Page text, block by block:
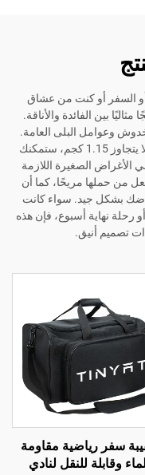
من عشاق
والأناقة.
العامة.
33 سم × 21 سم × 54 سم، ووزن لا يتجاوز 1.15 كجم، ستمكنك
اللازمة
كما أن
سواء كانت
فإن هذه
مقاومة
لنادي
حقيبة